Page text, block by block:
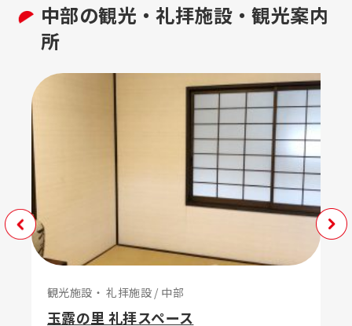
中部の観光・礼拝施設・観光案内
所
観光施設・ 礼拝施設 / 中部
玉露の里 礼拝スペース